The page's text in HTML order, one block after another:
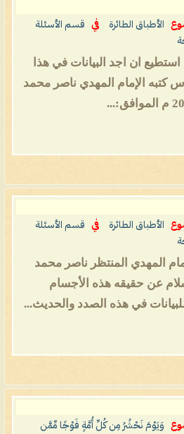
الأطباق الطائرة في
قسم الأسئلة
استطيع ان اجد البيانات في هذا
كتبه الإمام المهدي ناصر محمد
الأطباق الطائرة في
قسم الأسئلة
المهدي المنتظر ناصر محمد
عن حقيقه هذه الأجسام
في هذه الصدد والحديث...
وَيَوْمَ نَحْشُرُ مِن كُلِّ أُمَّةٍ فَوْجًا مِّمَّن